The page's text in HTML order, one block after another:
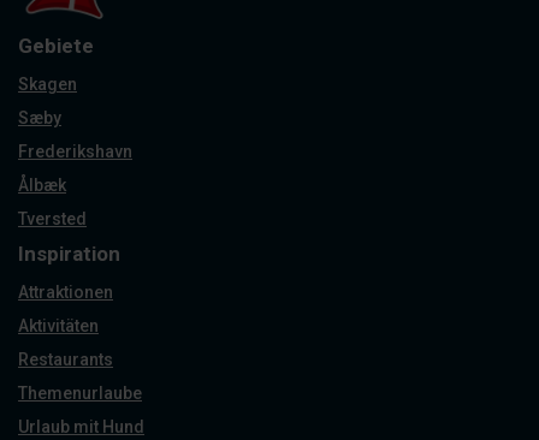
Gebiete
Skagen
Sæby
Frederikshavn
Ålbæk
Tversted
Inspiration
Attraktionen
Aktivitäten
Restaurants
Themenurlaube
Urlaub mit Hund